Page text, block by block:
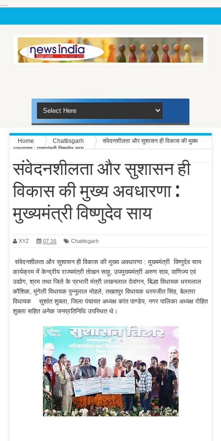
....
Home Chattisgarh
संवेदनशीलता और सुशासन ही विकास की मुख्य
अवधारणा : मुख्यमंत्री विष्णुदेव साय
संवेदनशीलता और सुशासन ही
विकास की मुख्य अवधारणा :
मुख्यमंत्री विष्णुदेव साय
XYZ 07:16 Chattisgarh
संवेदनशीलता और सुशासन ही विकास की मुख्य अवधारणा : मुख्यमंत्री विष्णुदेव साय
कार्यक्रम में केन्द्रीय राज्यमंत्री तोखन साहू, उपमुख्यमंत्री अरुण साव, वाणिज्य एवं
उद्योग, श्रम तथा जिले के प्रभारी मंत्री लखनलाल देवांगन, बिल्हा विधायक धरमलाल
कौशिक, मुंगेली विधायक पुन्नूलाल मोहले, तखतपुर विधायक धरमजीत सिंह, बेलतरा
विधायक सुशांत शुक्ला, जिला पंचायत अध्यक्ष कांत पाण्डेय, नगर पालिका अध्यक्ष रोहित
शुक्ला सहित अनेक जनप्रतिनिधि उपस्थित थे।